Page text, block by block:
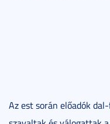
Az est során előadók